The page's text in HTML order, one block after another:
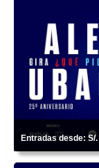
Entradas desde: S/